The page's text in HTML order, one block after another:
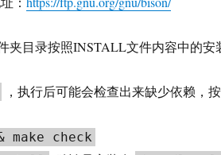
夹目录按照INSTALL文件内容中的安
，执行后可能会检查出来缺少依赖，
make check